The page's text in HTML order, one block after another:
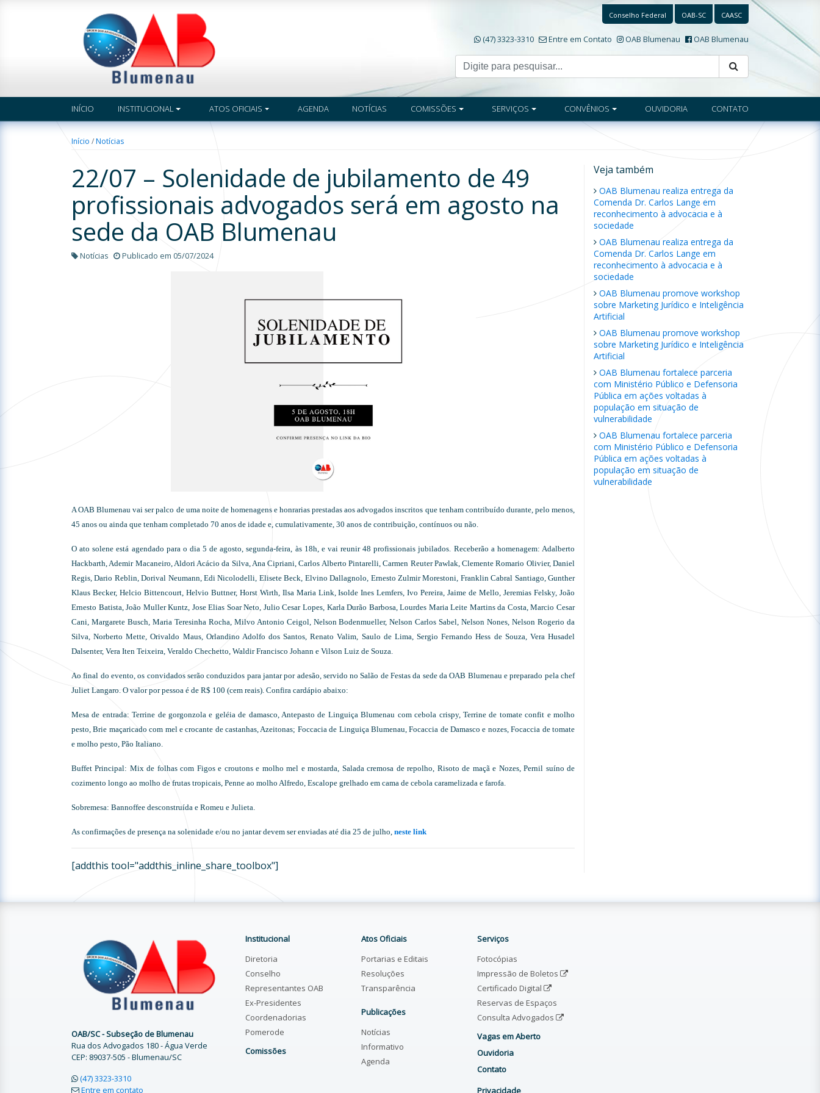
Conselho Federal OAB-SC CAASC
(47) 3323-3310 Entre em Contato OAB Blumenau OAB Blumenau
INÍCIO INSTITUCIONAL ATOS OFICIAIS AGENDA NOTÍCIAS COMISSÕES SERVIÇOS CONVÊNIOS OUVIDORIA CONTATO
Início /Notícias
22/07 – Solenidade de jubilamento de 49
profissionais advogados será em agosto na
sede da OAB Blumenau
Notícias Publicado em 05/07/2024
A OAB Blumenau vai ser palco de uma noite de homenagens e honrarias prestadas aos advogados inscritos que tenham contribuído durante, pelo menos,
45 anos ou ainda que tenham completado 70 anos de idade e, cumulativamente, 30 anos de contribuição, contínuos ou não.
O ato solene está agendado para o dia 5 de agosto, segunda-feira, às 18h, e vai reunir 48 profissionais jubilados. Receberão a homenagem: Adalberto
Hackbarth, Ademir Macaneiro, Aldori Acácio da Silva, Ana Cipriani, Carlos Alberto Pintarelli, Carmen Reuter Pawlak, Clemente Romario Olivier, Daniel
Regis, Dario Reblin, Dorival Neumann, Edi Nicolodelli, Elisete Beck, Elvino Dallagnolo, Ernesto Zulmir Morestoni, Franklin Cabral Santiago, Gunther
Klaus Becker, Helcio Bittencourt, Helvio Buttner, Horst Wirth, Ilsa Maria Link, Isolde Ines Lemfers, Ivo Pereira, Jaime de Mello, Jeremias Felsky, João
Ernesto Batista, João Muller Kuntz, Jose Elias Soar Neto, Julio Cesar Lopes, Karla Durão Barbosa, Lourdes Maria Leite Martins da Costa, Marcio Cesar
Cani, Margarete Busch, Maria Teresinha Rocha, Milvo Antonio Ceigol, Nelson Bodenmueller, Nelson Carlos Sabel, Nelson Nones, Nelson Rogerio da
Silva, Norberto Mette, Orivaldo Maus, Orlandino Adolfo dos Santos, Renato Valim, Saulo de Lima, Sergio Fernando Hess de Souza, Vera Husadel
Dalsenter, Vera Iten Teixeira, Veraldo Chechetto, Waldir Francisco Johann e Vilson Luiz de Souza.
Ao final do evento, os convidados serão conduzidos para jantar por adesão, servido no Salão de Festas da sede da OAB Blumenau e preparado pela chef
Juliet Langaro. O valor por pessoa é de R$ 100 (cem reais). Confira cardápio abaixo:
Mesa de entrada: Terrine de gorgonzola e geléia de damasco, Antepasto de Linguiça Blumenau com cebola crispy, Terrine de tomate confit e molho
pesto, Brie maçaricado com mel e crocante de castanhas, Azeitonas; Foccacia de Linguiça Blumenau, Focaccia de Damasco e nozes, Focaccia de tomate
e molho pesto, Pão Italiano.
Buffet Principal: Mix de folhas com Figos e croutons e molho mel e mostarda, Salada cremosa de repolho, Risoto de maçã e Nozes, Pernil suíno de
cozimento longo ao molho de frutas tropicais, Penne ao molho Alfredo, Escalope grelhado em cama de cebola caramelizada e farofa.
Sobremesa: Bannoffee desconstruída e Romeu e Julieta.
As confirmações de presença na solenidade e/ou no jantar devem ser enviadas até dia 25 de julho, neste link
[addthis tool="addthis_inline_share_toolbox"]
Veja também
OAB Blumenau realiza entrega da
Comenda Dr. Carlos Lange em
reconhecimento à advocacia e à
sociedade
OAB Blumenau realiza entrega da
Comenda Dr. Carlos Lange em
reconhecimento à advocacia e à
sociedade
OAB Blumenau promove workshop
sobre Marketing Jurídico e Inteligência
Artificial
OAB Blumenau promove workshop
sobre Marketing Jurídico e Inteligência
Artificial
OAB Blumenau fortalece parceria
com Ministério Público e Defensoria
Pública em ações voltadas à
população em situação de
vulnerabilidade
OAB Blumenau fortalece parceria
com Ministério Público e Defensoria
Pública em ações voltadas à
população em situação de
vulnerabilidade
OAB/SC - Subseção de Blumenau
Rua dos Advogados 180 - Água Verde
CEP: 89037-505 - Blumenau/SC
(47) 3323-3310
Entre em contato
Institucional
Diretoria
Conselho
Representantes OAB
Ex-Presidentes
Coordenadorias
Pomerode
Comissões
Atos Oficiais
Portarias e Editais
Resoluções
Transparência
Publicações
Notícias
Informativo
Agenda
Serviços
Fotocópias
Impressão de Boletos
Certificado Digital
Reservas de Espaços
Consulta Advogados
Vagas em Aberto
Ouvidoria
Contato
Privacidade